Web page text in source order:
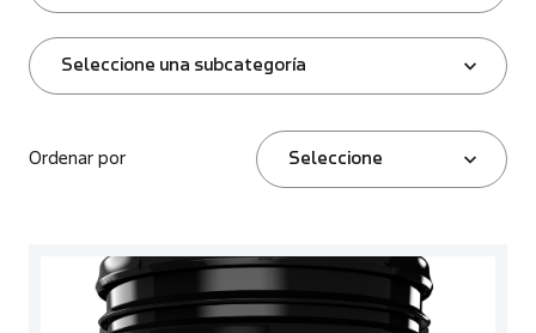
Seleccione una subcategoría
Ordenar por Seleccione